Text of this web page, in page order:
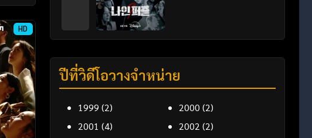
HD
ปีที่วิดีโอวางจำหน่าย
1999 (2) 2000 (2)
2001 (4) 2002 (2)